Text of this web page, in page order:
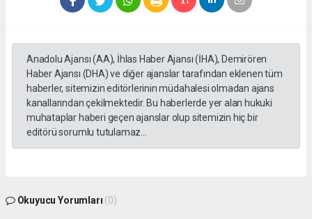
Anadolu Ajansı (AA), İhlas Haber Ajansı (İHA), Demirören
Haber Ajansı (DHA) ve diğer ajanslar tarafından eklenen tüm
haberler, sitemizin editörlerinin müdahalesi olmadan ajans
kanallarından çekilmektedir. Bu haberlerde yer alan hukuki
muhataplar haberi geçen ajanslar olup sitemizin hiç bir
editörü sorumlu tutulamaz...
Okuyucu Yorumları (0)